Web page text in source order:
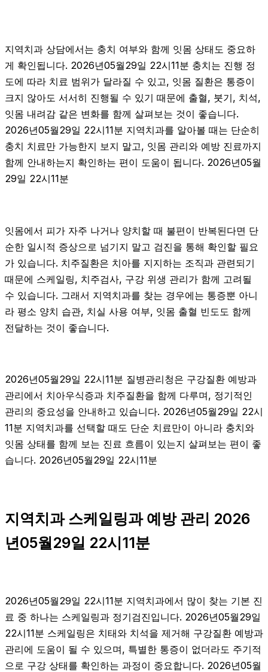
지역치과 상담에서는 충치 여부와 함께 잇몸 상태도 중요하
게 확인됩니다. 2026년05월29일 22시11분 충치는 진행 정
도에 따라 치료 범위가 달라질 수 있고, 잇몸 질환은 통증이
크지 않아도 서서히 진행될 수 있기 때문에 출혈, 붓기, 치석,
잇몸 내려감 같은 변화를 함께 살펴보는 것이 좋습니다.
2026년05월29일 22시11분 지역치과를 알아볼 때는 단순히
충치 치료만 가능한지 보지 말고, 잇몸 관리와 예방 진료까지
함께 안내하는지 확인하는 편이 도움이 됩니다. 2026년05월
29일 22시11분
잇몸에서 피가 자주 나거나 양치할 때 불편이 반복된다면 단
순한 일시적 증상으로 넘기지 말고 검진을 통해 확인할 필요
가 있습니다. 치주질환은 치아를 지지하는 조직과 관련되기
때문에 스케일링, 치주검사, 구강 위생 관리가 함께 고려될
수 있습니다. 그래서 지역치과를 찾는 경우에는 통증뿐 아니
라 평소 양치 습관, 치실 사용 여부, 잇몸 출혈 빈도도 함께
전달하는 것이 좋습니다.
2026년05월29일 22시11분 질병관리청은 구강질환 예방과
관리에서 치아우식증과 치주질환을 함께 다루며, 정기적인
관리의 중요성을 안내하고 있습니다. 2026년05월29일 22시
11분 지역치과를 선택할 때도 단순 치료만이 아니라 충치와
잇몸 상태를 함께 보는 진료 흐름이 있는지 살펴보는 편이 좋
습니다. 2026년05월29일 22시11분
지역치과 스케일링과 예방 관리 2026
년05월29일 22시11분
2026년05월29일 22시11분 지역치과에서 많이 찾는 기본 진
료 중 하나는 스케일링과 정기검진입니다. 2026년05월29일
22시11분 스케일링은 치태와 치석을 제거해 구강질환 예방과
관리에 도움이 될 수 있으며, 특별한 통증이 없더라도 주기적
으로 구강 상태를 확인하는 과정이 중요합니다. 2026년05월